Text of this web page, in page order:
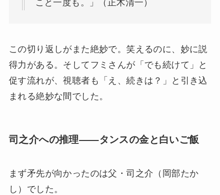
こと一度も。」（正木清一）
この切り返しがまた絶妙で。笑えるのに、妙に説
得力がある。そしてフミさんが「でも続けて」と
促す流れが、視聴者も「え、続きは？」と引き込
まれる絶妙な間でした。
司之介への推理——タンスの金と白いご飯
まず矛先が向かったのは父・司之介（岡部たか
し）でした。